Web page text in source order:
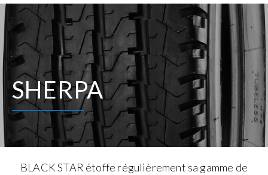
SHERPA
BLACK STAR étoffe régulièrement sa gamme de